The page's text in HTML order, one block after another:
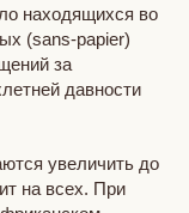
находящихся во
(sans-papier)
за
давности
увеличить до
на всех. При